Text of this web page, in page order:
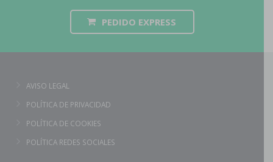
PEDIDO EXPRESS
AVISO LEGAL
POLÍTICA DE PRIVACIDAD
POLÍTICA DE COOKIES
POLÍTICA REDES SOCIALES